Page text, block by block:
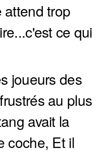
trop
ce qui
joueurs des
au plus
avait la
coche, Et il